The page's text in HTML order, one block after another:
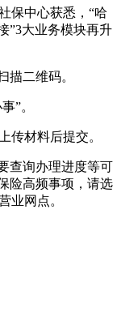
保中心获悉，“哈
”3大业务模块再升
描二维码。
”。
传材料后提交。
查询办理进度等可
险高频事项，请选
业网点。